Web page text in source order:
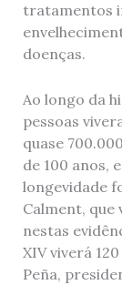
tratamentos
doenças.
Ao longo da
pessoas
quase
de 100 anos,
longevidade
Calment, que
nestas
XIV viverá
Peña,